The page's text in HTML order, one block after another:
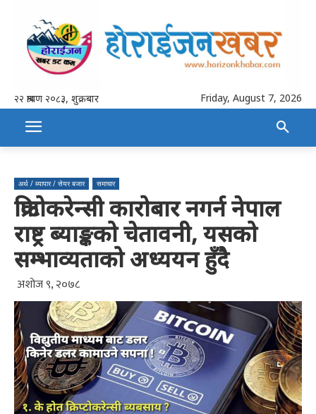
२२ श्रावण २०८३, शुक्रबार Friday, August 7, 2026
अर्थ / ब्यापार / सेयर बजार समाचार
क्रिप्टोकरेन्सी कारोबार नगर्न नेपाल
राष्ट्र ब्याङ्कको चेतावनी, यसको
सम्भाव्यताको अध्ययन हुँदै
अशोज ९, २०७८